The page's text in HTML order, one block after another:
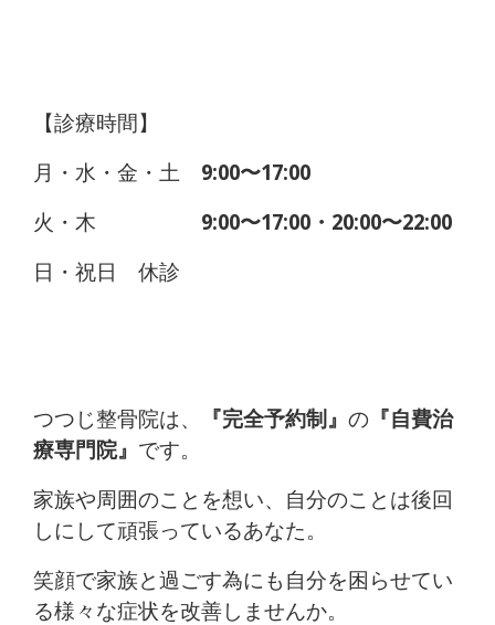
【診療時間】
月・水・金・土 9:00〜17:00
火・木 9:00〜17:00・20:00〜22:00
日・祝日 休診
つつじ整骨院は、 『完全予約制』 の 『自費治
療専門院』 です。
家族や周囲のことを想い、自分のことは後回
しにして頑張っているあなた。
笑顔で家族と過ごす為にも自分を困らせてい
る様々な症状を改善しませんか。